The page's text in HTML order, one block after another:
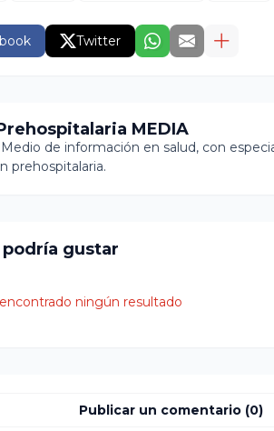
Twitter
MEDIA
de información en salud, con
prehospitalaria.
gustar
ningún resultado
Publicar un comentario (0)